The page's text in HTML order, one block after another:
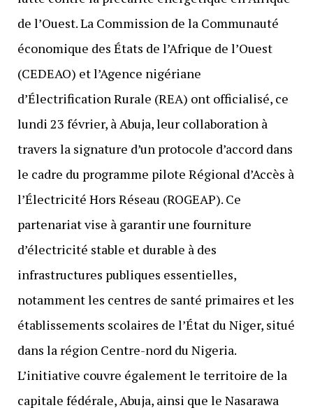
de l’Ouest. La Commission de la Communauté
économique des États de l’Afrique de l’Ouest
(CEDEAO) et l’Agence nigériane
d’Électrification Rurale (REA) ont officialisé, ce
lundi 23 février, à Abuja, leur collaboration à
travers la signature d’un protocole d’accord dans
le cadre du programme pilote Régional d’Accès à
l’Électricité Hors Réseau (ROGEAP). Ce
partenariat vise à garantir une fourniture
d’électricité stable et durable à des
infrastructures publiques essentielles,
notamment les centres de santé primaires et les
établissements scolaires de l’État du Niger, situé
dans la région Centre-nord du Nigeria.
L’initiative couvre également le territoire de la
capitale fédérale, Abuja, ainsi que le Nasarawa